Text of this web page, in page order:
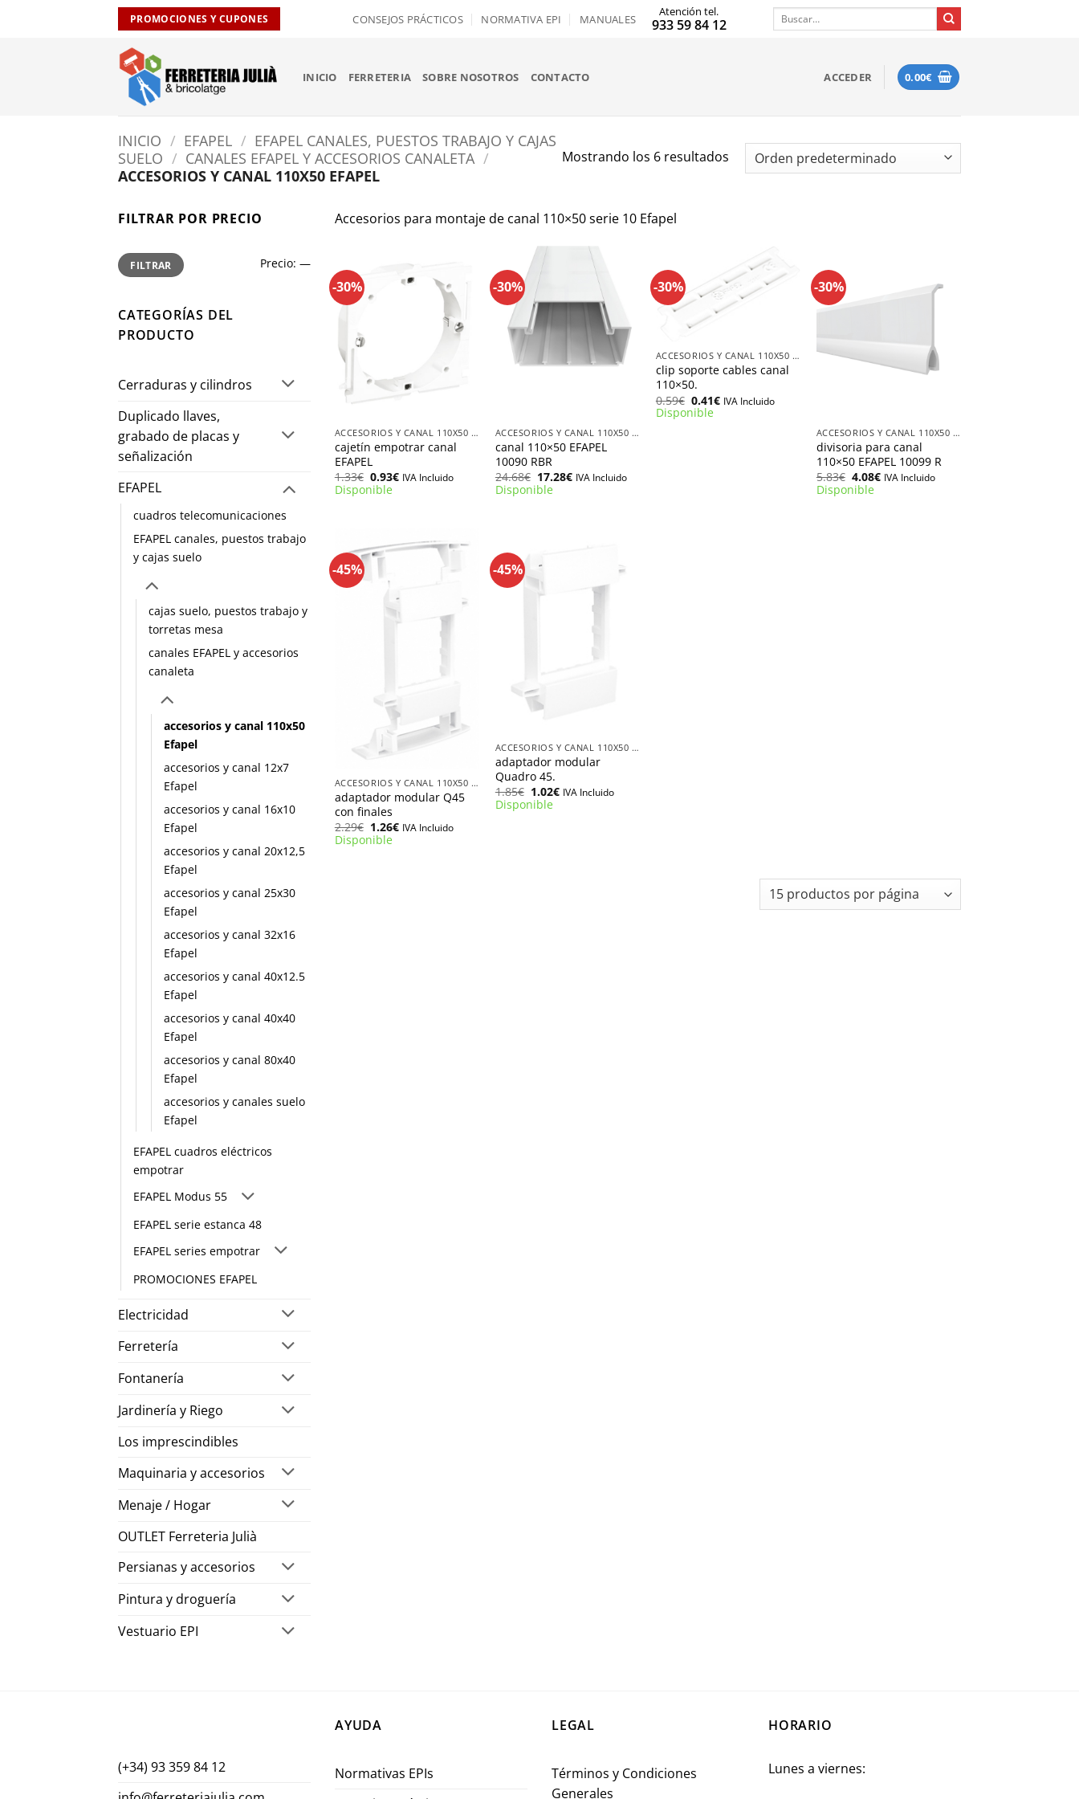
PROMOCIONES Y CUPONES CONSEJOS PRÁCTICOS NORMATIVA EPI MANUALES
Atención tel.
933 59 84 12
Buscar
INICIO FERRETERIA SOBRE NOSOTROS CONTACTO ACCEDER 0.00€
INICIO / EFAPEL / EFAPEL CANALES, PUESTOS TRABAJO Y CAJAS
SUELO / CANALES EFAPEL Y ACCESORIOS CANALETA /
ACCESORIOS Y CANAL 110X50 EFAPEL
Mostrando los 6 resultados
FILTRAR POR PRECIO
Precio
mínimo
Precio
máximo
FILTRAR Precio: —
CATEGORÍAS DEL
PRODUCTO
Cerraduras y cilindros
Duplicado llaves,
grabado de placas y
señalización
EFAPEL
cuadros telecomunicaciones
EFAPEL canales, puestos trabajo
y cajas suelo
cajas suelo, puestos trabajo y
torretas mesa
canales EFAPEL y accesorios
canaleta
accesorios y canal 110x50
Efapel
accesorios y canal 12x7
Efapel
accesorios y canal 16x10
Efapel
accesorios y canal 20x12,5
Efapel
accesorios y canal 25x30
Efapel
accesorios y canal 32x16
Efapel
accesorios y canal 40x12.5
Efapel
accesorios y canal 40x40
Efapel
accesorios y canal 80x40
Efapel
accesorios y canales suelo
Efapel
EFAPEL cuadros eléctricos
empotrar
EFAPEL Modus 55
EFAPEL serie estanca 48
EFAPEL series empotrar
PROMOCIONES EFAPEL
Electricidad
Ferretería
Fontanería
Jardinería y Riego
Los imprescindibles
Maquinaria y accesorios
Menaje / Hogar
OUTLET Ferreteria Julià
Persianas y accesorios
Pintura y droguería
Vestuario EPI
Accesorios para montaje de canal 110×50 serie 10 Efapel
-30%
ACCESORIOS Y CANAL 110X50 EFAPEL
cajetín empotrar canal
EFAPEL
1.33€ El
precio
original
0.93€ElIVA Incluido
Disponible
-30%
ACCESORIOS Y CANAL 110X50 EFAPEL
canal 110×50 EFAPEL
10090 RBR
24.68€ El
precio
original
17.28€ElIVA Incluido
Disponible
-30%
ACCESORIOS Y CANAL 110X50 EFAPEL
clip soporte cables canal
110×50.
0.59€ El
precio
original
0.41€ElIVA Incluido
Disponible
-30%
ACCESORIOS Y CANAL 110X50 EFAPEL
divisoria para canal
110×50 EFAPEL 10099 R
5.83€ El
precio
original
4.08€ElIVA Incluido
Disponible
-45%
+
ACCESORIOS Y CANAL 110X50 EFAPEL
adaptador modular Q45
con finales
2.29€ El
precio
original
1.26€ElIVA Incluido
Disponible
-45%
ACCESORIOS Y CANAL 110X50 EFAPEL
adaptador modular
Quadro 45.
1.85€ El
precio
original
1.02€ElIVA Incluido
Disponible
(+34) 93 359 84 12
AYUDA
Normativas EPIs
LEGAL
Términos y Condiciones
Generales
HORARIO
Lunes a viernes: